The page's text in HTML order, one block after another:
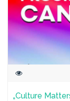
„Culture